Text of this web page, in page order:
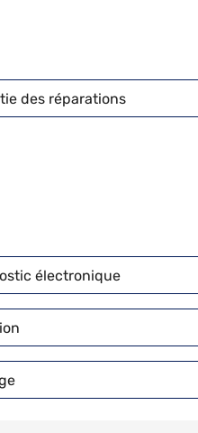
des réparations
électronique